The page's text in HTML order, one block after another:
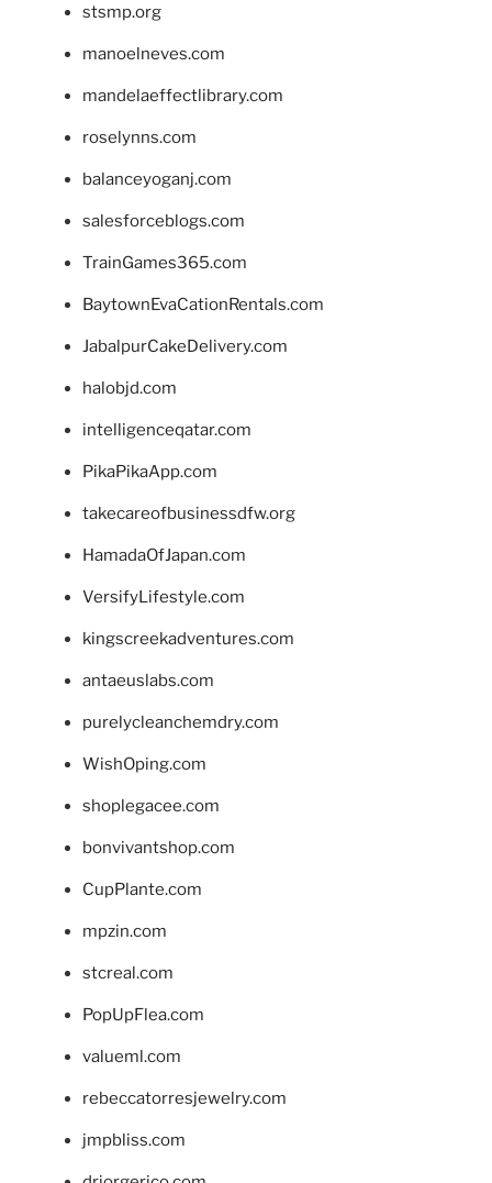
stsmp.org
manoelneves.com
mandelaeffectlibrary.com
roselynns.com
balanceyoganj.com
salesforceblogs.com
TrainGames365.com
BaytownEvaCationRentals.com
JabalpurCakeDelivery.com
halobjd.com
intelligenceqatar.com
PikaPikaApp.com
takecareofbusinessdfw.org
HamadaOfJapan.com
VersifyLifestyle.com
kingscreekadventures.com
antaeuslabs.com
purelycleanchemdry.com
WishOping.com
shoplegacee.com
bonvivantshop.com
CupPlante.com
mpzin.com
stcreal.com
PopUpFlea.com
valueml.com
rebeccatorresjewelry.com
jmpbliss.com